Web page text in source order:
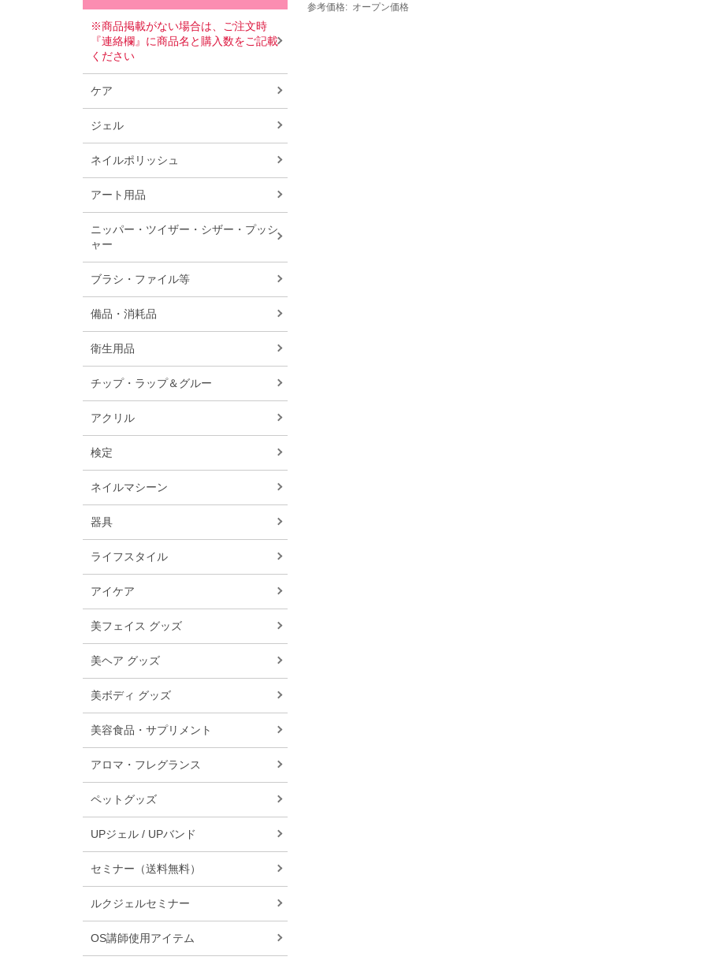
※商品掲載がない場合は、ご注文時
『連絡欄』に商品名と購入数をご記載
ください
ケア
ジェル
ネイルポリッシュ
アート用品
ニッパー・ツイザー・シザー・プッシ
ャー
ブラシ・ファイル等
備品・消耗品
衛生用品
チップ・ラップ＆グルー
アクリル
検定
ネイルマシーン
器具
ライフスタイル
アイケア
美フェイス グッズ
美ヘア グッズ
美ボディ グッズ
美容食品・サプリメント
アロマ・フレグランス
ペットグッズ
UPジェル / UPバンド
セミナー（送料無料）
ルクジェルセミナー
OS講師使用アイテム
参考価格 オープン価格